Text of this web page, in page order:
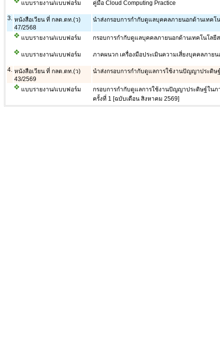
แบบรายงาน/แบบฟอร์ม
คู่มือ Cloud Computing Practice
3. หนังสือเวียน ที่ กลต.ตท.(ว)
47/2568
นำส่งกรอบการกำกับดูแลบุคคลภายนอกด้านเทคโ
แบบรายงาน/แบบฟอร์ม กรอบการกำกับดูแลบุคคลภายนอกด้านเทคโนโลยี
แบบรายงาน/แบบฟอร์ม ภาคผนวก เครื่องมือประเมินความเสี่ยงบุคคลภายน
4. หนังสือเวียน ที่ กลต.ตท.(ว)
43/2569
นำส่งกรอบการกำกับดูแลการใช้งานปัญญาประดิ
แบบรายงาน/แบบฟอร์ม
กรอบการกำกับดูแลการใช้งานปัญญาประดิษฐ์ใน
ครั้งที่ 1 [ฉบับเดือน สิงหาคม 2569]